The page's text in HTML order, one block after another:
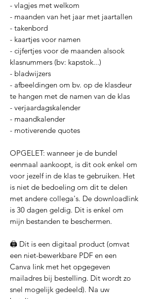
- vlagjes met welkom
- maanden van het jaar met jaartallen
- takenbord
- kaartjes voor namen
- cijfertjes voor de maanden alsook
klasnummers (bv: kapstok...)
- bladwijzers
- afbeeldingen om bv. op de klasdeur
te hangen met de namen van de klas
- verjaardagskalender
- maandkalender
- motiverende quotes
OPGELET: wanneer je de bundel
eenmaal aankoopt, is dit ook enkel om
voor jezelf in de klas te gebruiken. Het
is niet de bedoeling om dit te delen
met andere collega's. De downloadlink
is 30 dagen geldig. Dit is enkel om
mijn bestanden te beschermen.
🖨️ Dit is een digitaal product (omvat
een niet-bewerkbare PDF en een
Canva link met het opgegeven
mailadres bij bestelling. Dit wordt zo
snel mogelijk gedeeld). Na uw